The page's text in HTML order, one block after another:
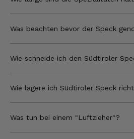
Was beachten bevor der Speck
Wie schneide ich den Südtiroler
Wie lagere ich Südtiroler Speck
Was tun bei einem "Luftzieher"?